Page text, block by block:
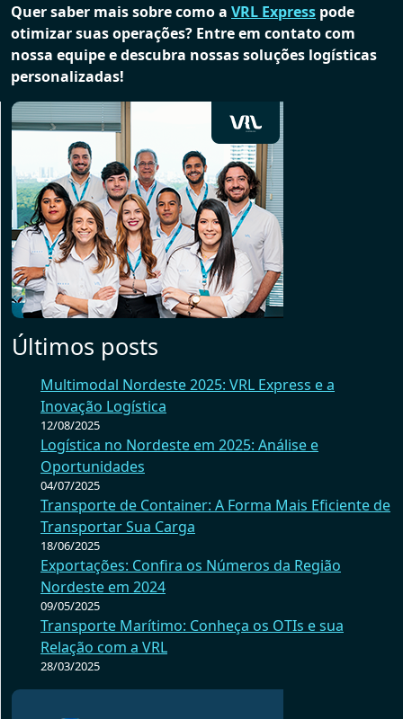
Quer saber mais sobre como a VRL Express pode
otimizar suas operações? Entre em contato com
nossa equipe e descubra nossas soluções logísticas
personalizadas!
Últimos posts
Multimodal Nordeste 2025: VRL Express e a
Inovação Logística
12/08/2025
Logística no Nordeste em 2025: Análise e
Oportunidades
04/07/2025
Transporte de Container: A Forma Mais Eficiente de
Transportar Sua Carga
18/06/2025
Exportações: Confira os Números da Região
Nordeste em 2024
09/05/2025
Transporte Marítimo: Conheça os OTIs e sua
Relação com a VRL
28/03/2025